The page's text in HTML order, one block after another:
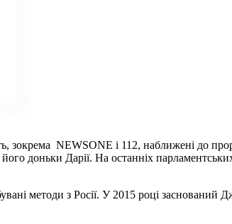
зокрема NEWSONE і 112, наближені до
доньки Дарії. На останніх
методи з Росії. У 2015 році